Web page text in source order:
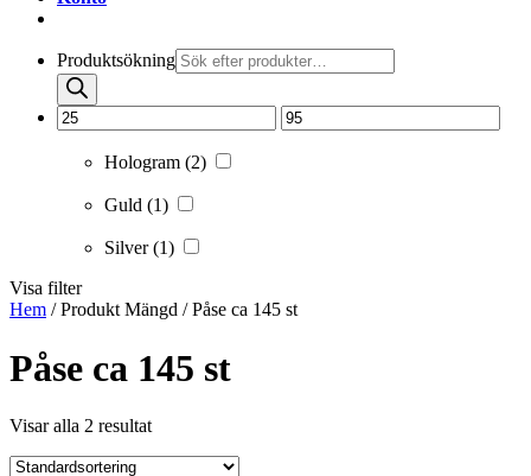
Produktsökning
Hologram (2)
Guld (1)
Silver(1)
Visa filter
Hem / Produkt Mängd / Påse ca 145 st
Påse ca 145 st
Visar alla 2 resultat